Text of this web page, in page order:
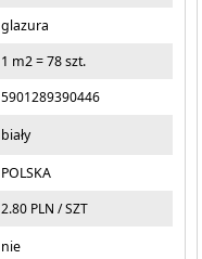
glazura
1 m2 = 78 szt.
5901289390446
biały
POLSKA
2.80 PLN / SZT
nie